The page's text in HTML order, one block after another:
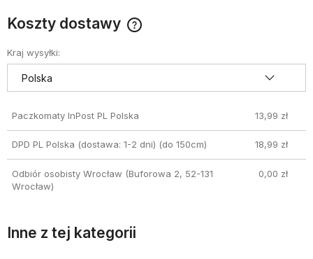
Koszty dostawy
Kraj wysyłki:
Paczkomaty InPost PL Polska 13,99 zł
DPD PL Polska (dostawa: 1-2 dni) (do 150cm) 18,99 zł
Odbiór osobisty Wrocław (Buforowa 2, 52-131
Wrocław)
0,00 zł
Inne z tej kategorii